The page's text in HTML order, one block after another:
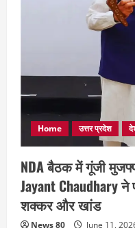
Home उत्तर प्रदेश
NDA बैठक में गूंजी
Jayant Chaudhary ने
शक्कर और खांड
News 80 June 11,